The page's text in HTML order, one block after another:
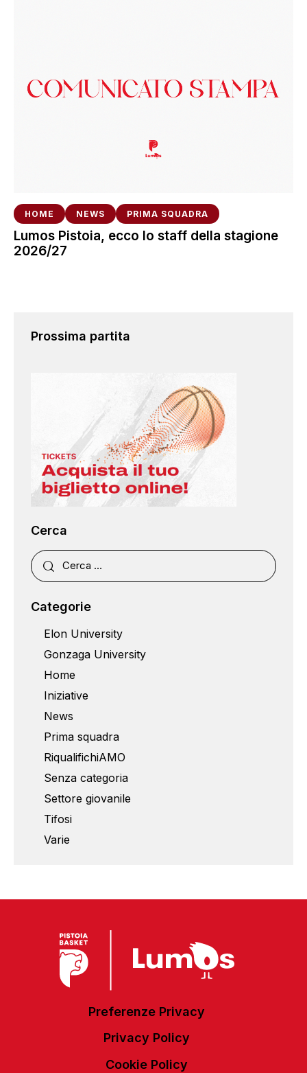
HOME NEWS PRIMA SQUADRA
Lumos Pistoia, ecco lo staff della stagione
2026/27
Prossima partita
Cerca
Categorie
Elon University
Gonzaga University
Home
Iniziative
News
Prima squadra
RiqualifichiAMO
Senza categoria
Settore giovanile
Tifosi
Varie
Preferenze Privacy
Privacy Policy
Cookie Policy